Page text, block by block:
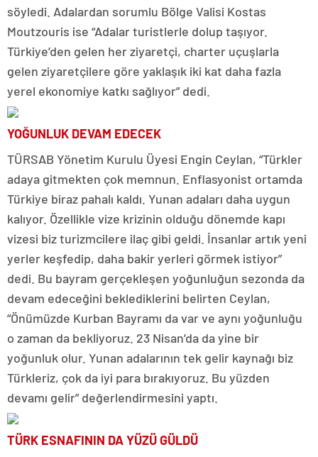
söyledi. Adalardan sorumlu Bölge Valisi Kostas
Moutzouris ise “Adalar turistlerle dolup taşıyor.
Türkiye’den gelen her ziyaretçi, charter uçuşlarla
gelen ziyaretçilere göre yaklaşık iki kat daha fazla
yerel ekonomiye katkı sağlıyor” dedi.
YOĞUNLUK DEVAM EDECEK
TÜRSAB Yönetim Kurulu Üyesi Engin Ceylan, “Türkler
adaya gitmekten çok memnun. Enflasyonist ortamda
Türkiye biraz pahalı kaldı. Yunan adaları daha uygun
kalıyor. Özellikle vize krizinin olduğu dönemde kapı
vizesi biz turizmcilere ilaç gibi geldi. İnsanlar artık yeni
yerler keşfedip, daha bakir yerleri görmek istiyor”
dedi. Bu bayram gerçekleşen yoğunluğun sezonda da
devam edeceğini beklediklerini belirten Ceylan,
“Önümüzde Kurban Bayramı da var ve aynı yoğunluğu
o zaman da bekliyoruz. 23 Nisan’da da yine bir
yoğunluk olur. Yunan adalarının tek gelir kaynağı biz
Türkleriz, çok da iyi para bırakıyoruz. Bu yüzden
devamı gelir” değerlendirmesini yaptı.
TÜRK ESNAFININ DA YÜZÜ GÜLDÜ